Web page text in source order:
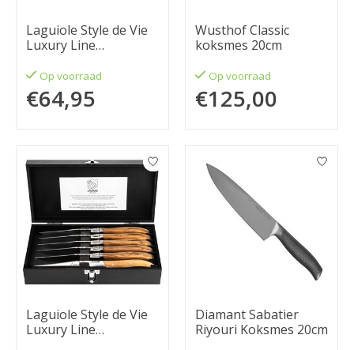
Laguiole Style de Vie
Luxury Line
delig zwart pakkahout
Op voorraad
€64,95
Wusthof Classic
koksmes 20cm
Op voorraad
€125,00
Laguiole Style de Vie
Luxury Line
Diamant Sabatier
Riyouri Koksmes 20cm